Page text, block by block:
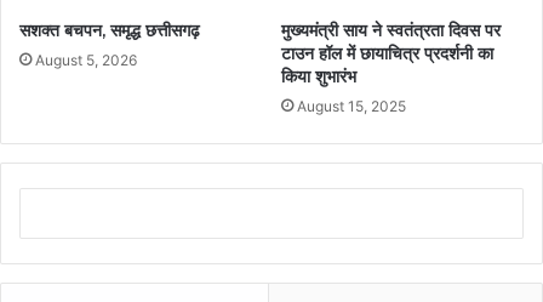
सशक्त बचपन, समृद्ध छत्तीसगढ़
August 5, 2026
मुख्यमंत्री साय ने स्वतंत्रता दिवस पर
टाउन हॉल में छायाचित्र प्रदर्शनी का
किया शुभारंभ
August 15, 2025